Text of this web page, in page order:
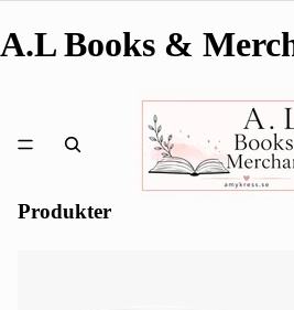
A.L Books &
Produkter